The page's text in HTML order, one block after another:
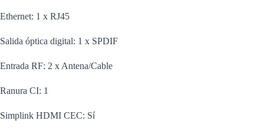
Ethernet: 1 x RJ45
Salida óptica digital: 1 x SPDIF
Entrada RF: 2 x Antena/Cable
Ranura CI: 1
Simplink HDMI CEC: Sí